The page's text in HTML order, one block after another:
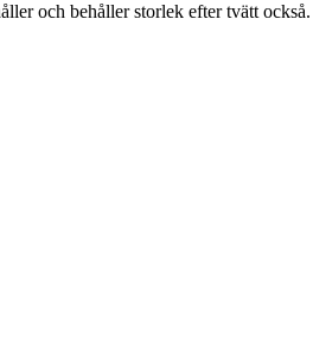
och behåller storlek efter tvätt också.